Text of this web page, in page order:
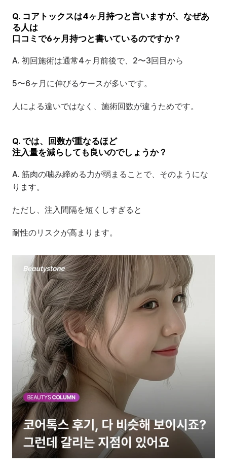
Q. コアトックスは4ヶ月持つと言いますが、なぜあ
る人は
口コミで6ヶ月持つと書いているのですか？
A. 初回施術は通常4ヶ月前後で、2〜3回目から
5〜6ヶ月に伸びるケースが多いです。
人による違いではなく、施術回数が違うためです。
Q. では、回数が重なるほど
注入量を減らしても良いのでしょうか？
A. 筋肉の噛み締める力が弱まることで、そのようにな
ります。
ただし、注入間隔を短くしすぎると
耐性のリスクが高まります。